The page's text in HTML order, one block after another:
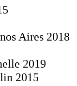
Aires 2018
2019
2015